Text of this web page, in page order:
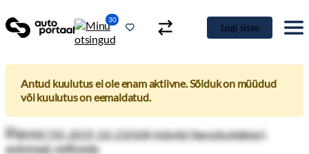
30
Logi sisse
Antud kuulutus ei ole enam aktiivne. Sõiduk on müüdud
või kuulutus on eemaldatud.